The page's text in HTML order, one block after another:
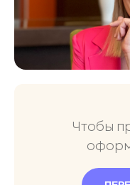
Чтобы